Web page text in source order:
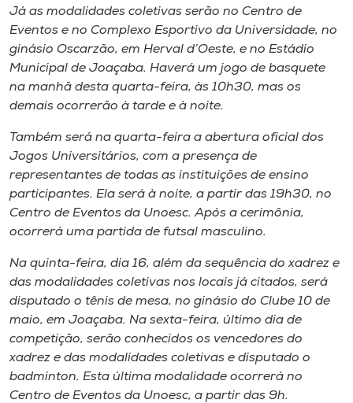
A+
A-
Já as modalidades coletivas serão no Centro de
Eventos e no Complexo Esportivo da Universidade, no
ginásio Oscarzão, em Herval d’Oeste, e no Estádio
Municipal de Joaçaba. Haverá um jogo de basquete
na manhã desta quarta-feira, às 10h30, mas os
demais ocorrerão à tarde e à noite.
Também será na quarta-feira a abertura oficial dos
Jogos Universitários, com a presença de
representantes de todas as instituições de ensino
participantes. Ela será à noite, a partir das 19h30, no
Centro de Eventos da Unoesc. Após a cerimônia,
ocorrerá uma partida de futsal masculino.
Na quinta-feira, dia 16, além da sequência do xadrez e
das modalidades coletivas nos locais já citados, será
disputado o tênis de mesa, no ginásio do Clube 10 de
maio, em Joaçaba. Na sexta-feira, último dia de
competição, serão conhecidos os vencedores do
xadrez e das modalidades coletivas e disputado o
badminton. Esta última modalidade ocorrerá no
Centro de Eventos da Unoesc, a partir das 9h.